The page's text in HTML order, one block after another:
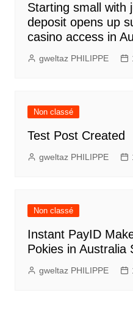
Starting small with
deposit opens up
casino access in
gweltaz PHILIPPE
Non classé
Test Post Created
gweltaz PHILIPPE
Non classé
Instant PayID
Pokies in Australia
gweltaz PHILIPPE